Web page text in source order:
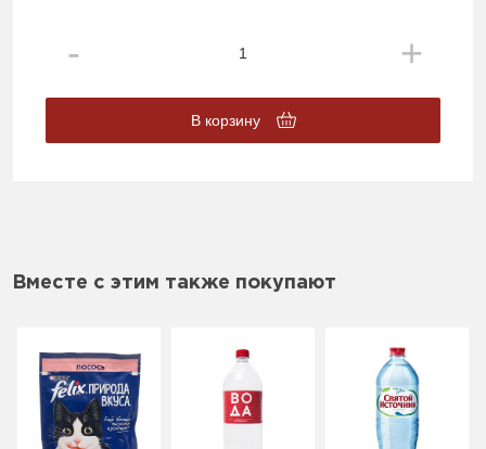
В корзину
Вместе с этим также покупают